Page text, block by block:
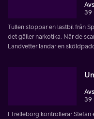
39
Tullen stoppar en lastbil från
det gäller narkotika. När de
Landvetter landar en
39
I Trelleborg kontrollerar Stefan